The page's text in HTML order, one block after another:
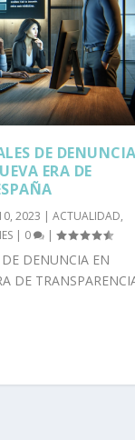
DE DENUNCIA
ERA DE
2023 |ACTUALIDAD,
| 0 |
DENUNCIA EN
DE